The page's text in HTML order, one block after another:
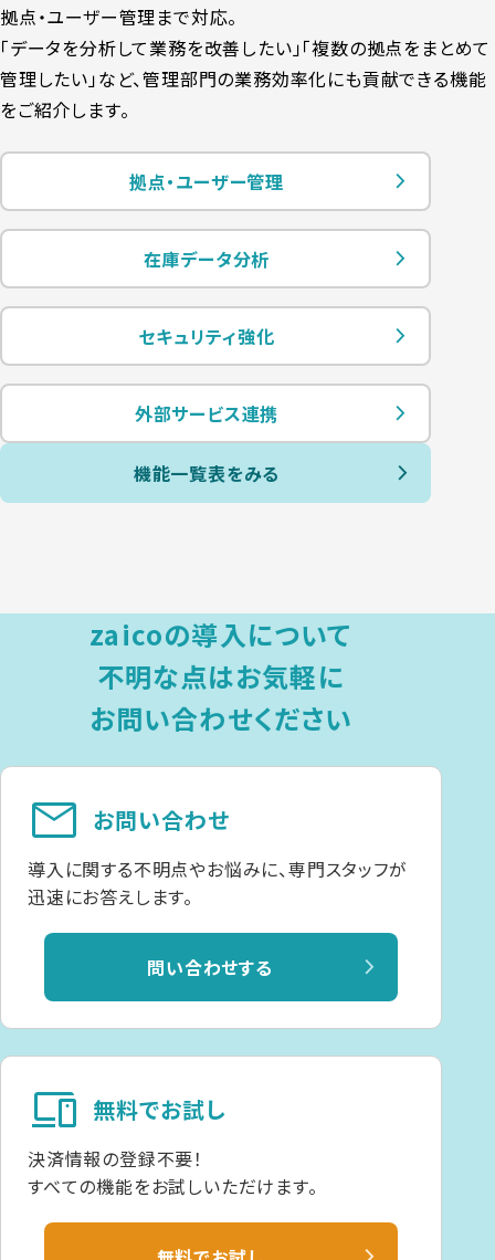
拠点・ユーザー管理まで対応。
「データを分析して業務を改善したい」「複数の拠点をまとめて
管理したい」など、管理部門の業務効率化にも貢献できる機能
をご紹介します。
拠点・ユーザー管理
在庫データ分析
セキュリティ強化
外部サービス連携
機能一覧表をみる
zaicoの導入について
不明な点はお気軽に
お問い合わせください
お問い合わせ
mail
導入に関する不明点やお悩みに、専門スタッフが
迅速にお答えします。
問い合わせする
無料でお試し
devices
決済情報の登録不要！
すべての機能をお試しいただけます。